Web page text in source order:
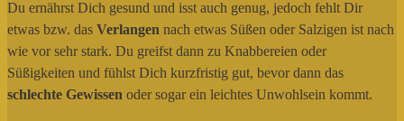
Du ernährst Dich gesund und isst auch genug, jedoch fehlt Dir
etwas bzw. das Verlangen nach etwas Süßen oder Salzigen ist nach
wie vor sehr stark. Du greifst dann zu Knabbereien oder
Süßigkeiten und fühlst Dich kurzfristig gut, bevor dann das
schlechte Gewissen oder sogar ein leichtes Unwohlsein kommt.